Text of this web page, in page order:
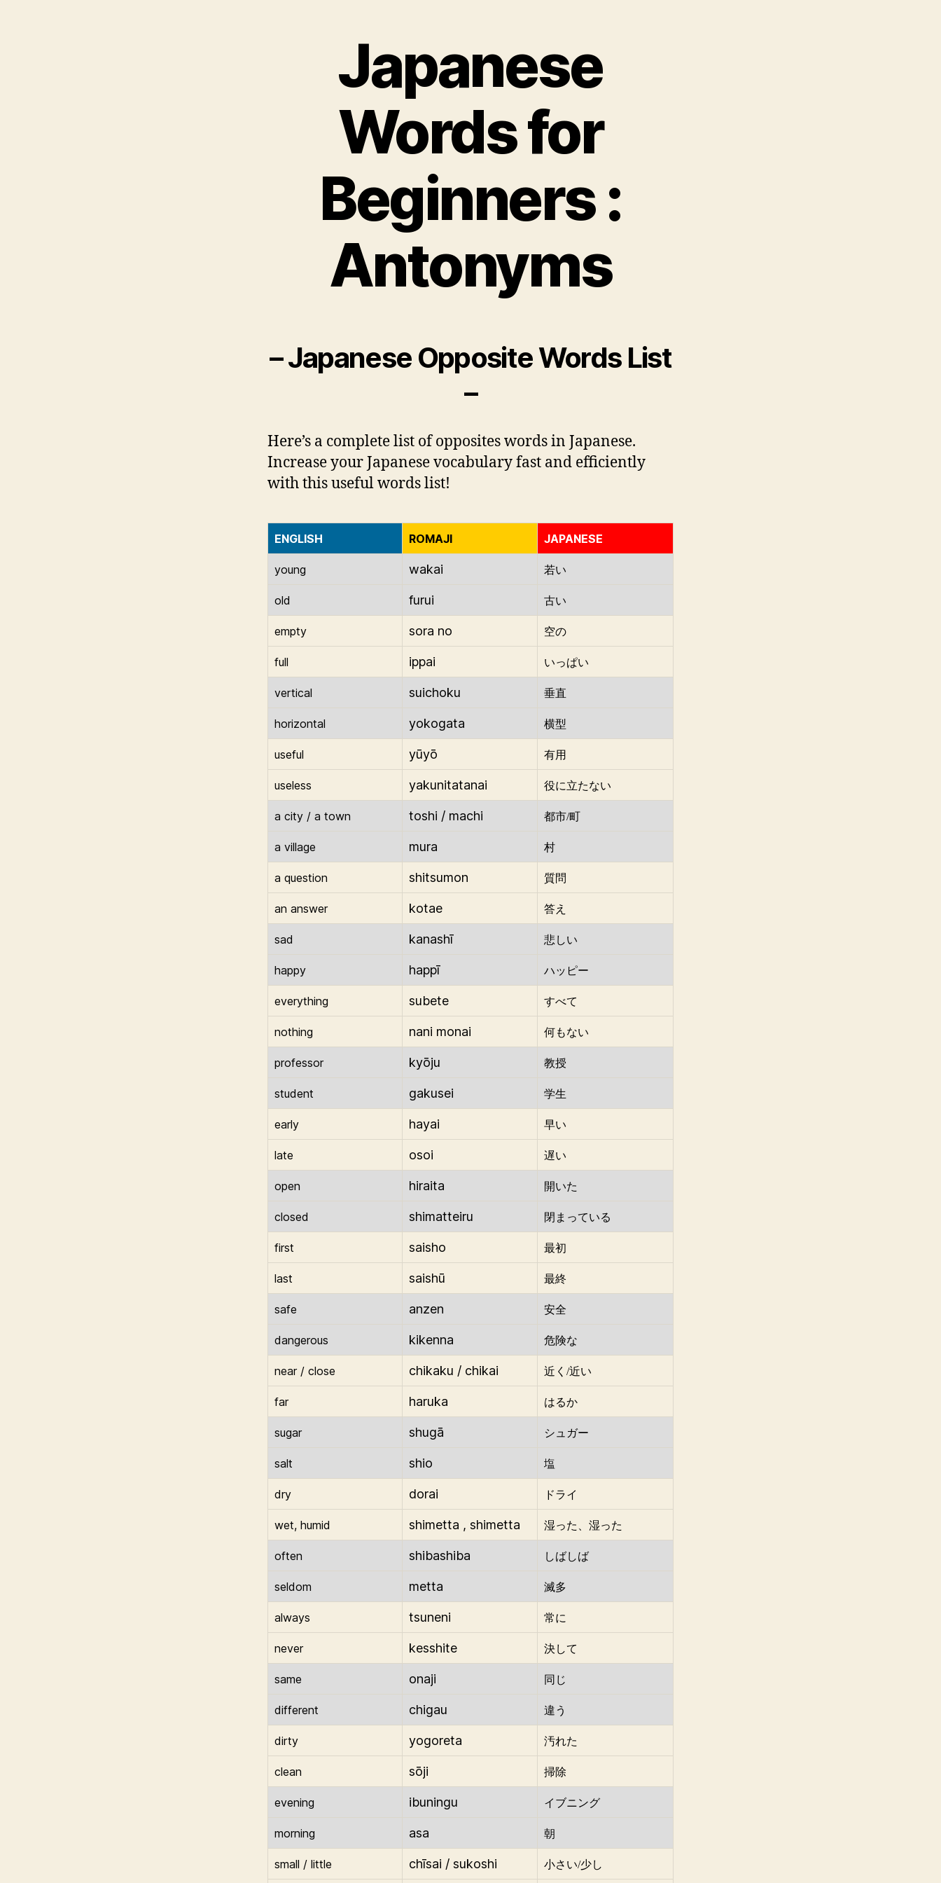
Japanese
Words for
Beginners :
Antonyms
– Japanese Opposite Words List
–
Here’s a complete list of opposites words in Japanese.
Increase your Japanese vocabulary fast and efficiently
with this useful words list!
ENGLISH ROMAJI JAPANESE
young wakai 若い
old furui 古い
empty sora no 空の
full ippai いっぱい
vertical suichoku 垂直
horizontal yokogata 横型
useful yūyō 有用
useless yakunitatanai 役に立たない
a city / a town toshi / machi 都市/町
a village mura 村
a question shitsumon 質問
an answer kotae 答え
sad kanashī 悲しい
happy happī ハッピー
everything subete すべて
nothing nani monai 何もない
professor kyōju 教授
student gakusei 学生
early hayai 早い
late osoi 遅い
open hiraita 開いた
closed shimatteiru 閉まっている
first saisho 最初
last saishū 最終
safe anzen 安全
dangerous kikenna 危険な
near / close chikaku / chikai 近く/近い
far haruka はるか
sugar shugā シュガー
salt shio 塩
dry dorai ドライ
wet, humid shimetta , shimetta 湿った、湿った
often shibashiba しばしば
seldom metta 滅多
always tsuneni 常に
never kesshite 決して
same onaji 同じ
different chigau 違う
dirty yogoreta 汚れた
clean sōji 掃除
evening ibuningu イブニング
morning asa 朝
small / little chīsai / sukoshi 小さい/少し